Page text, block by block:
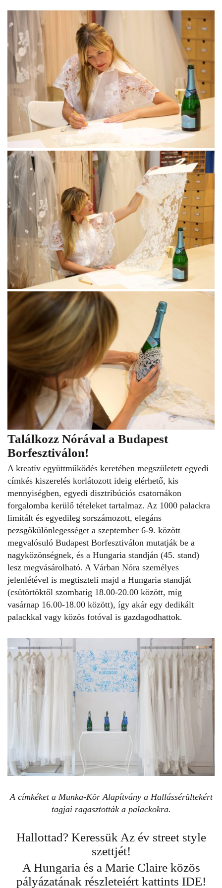
Találkozz Nórával a Budapest
Borfesztiválon!
A kreatív együttműködés keretében megszületett egyedi
címkés kiszerelés korlátozott ideig elérhető, kis
mennyiségben, egyedi disztribúciós csatornákon
forgalomba kerülő tételeket tartalmaz. Az 1000 palackra
limitált és egyedileg sorszámozott, elegáns
pezsgőkülönlegességet a szeptember 6-9. között
megvalósuló Budapest Borfesztiválon mutatják be a
nagyközönségnek, és a Hungaria standján (45. stand)
lesz megvásárolható. A Várban Nóra személyes
jelenlétével is megtiszteli majd a Hungaria standját
(csütörtöktől szombatig 18.00-20.00 között, míg
vasárnap 16.00-18.00 között), így akár egy dedikált
palackkal vagy közös fotóval is gazdagodhattok.
A címkéket a Munka-Kör Alapítvány a Hallássérültekért
tagjai ragasztották a palackokra.
Hallottad? Keressük Az év street style
szettjét!
A Hungaria és a Marie Claire közös
pályázatának részleteiért kattints IDE!